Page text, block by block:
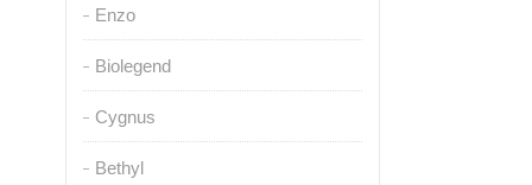
Enzo
Biolegend
Cygnus
Bethyl